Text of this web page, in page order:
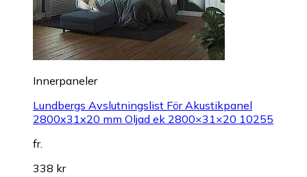
Innerpaneler
Lundbergs Avslutningslist För Akustikpanel
2800x31x20 mm Oljad ek 2800×31×20 10255
fr.
338 kr